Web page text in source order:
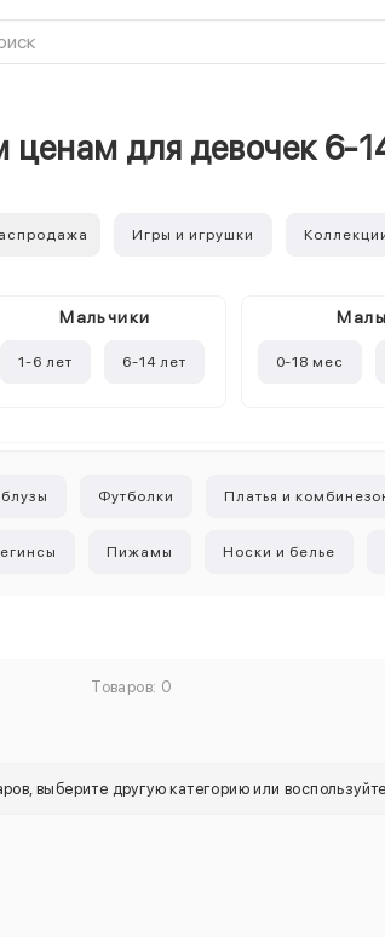
для девочек 6-
Игры и игрушки
Mальчики
1-6 лет 6-14 лет 0-18 мес
Футболки Платья и
Пижамы Носки и белье
Товаров: 0
выберите другую категорию или